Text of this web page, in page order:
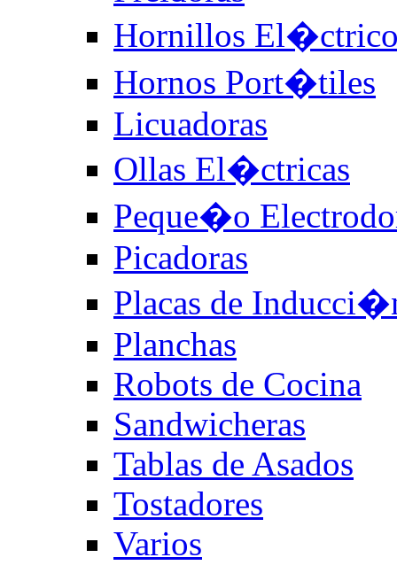
Hornillos
Hornos Port�tiles
Licuadoras
Ollas El�ctricas
Peque�o
Picadoras
Placas de
Planchas
Robots de Cocina
Sandwicheras
Tablas de Asados
Tostadores
Varios